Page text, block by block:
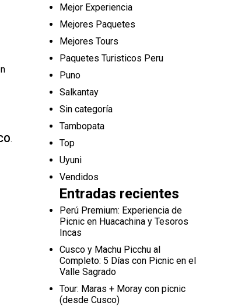
.
Mejor Experiencia
Mejores Paquetes
Mejores Tours
Paquetes Turisticos Peru
Puno
Salkantay
Sin categoría
Tambopata
Top
Uyuni
Vendidos
Entradas recientes
Perú Premium: Experiencia de
Picnic en Huacachina y Tesoros
Incas
Cusco y Machu Picchu al
Completo: 5 Días con Picnic en el
Valle Sagrado
Tour: Maras + Moray con picnic
(desde Cusco)